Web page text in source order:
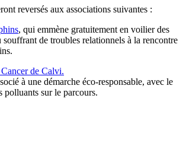
reversés aux associations suivantes :
, qui emmène gratuitement en voilier des
souffrant de troubles relationnels à la rencontre
de Calvi.
à une démarche éco-responsable, avec le
polluants sur le parcours.